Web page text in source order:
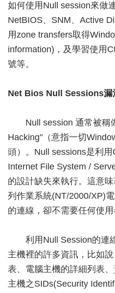
如何使用Null session來做
NetBIOS、SNM、Active
用zone transfers取得
information)，及學習使用
號等。
Net Bios Null Sessions漏
Null session 通常被稱
Hacking"（意指一切
頭）。Null sessions是利
Internet File System /
的設計缺失來執行。這意
列作業系統(NT/2000/XP)
的連線，卻不需要任何使用
利用Null Session的連
主機裡的許多資訊，比如
表、電腦主機的詳細列表
主機之SIDs(Security